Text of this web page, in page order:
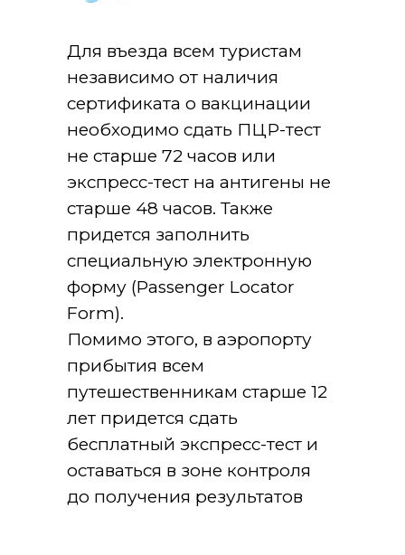
Для въезда всем туристам
независимо от наличия
сертификата о вакцинации
необходимо сдать ПЦР-тест
не старше 72 часов или
экспресс-тест на антигены не
старше 48 часов. Также
придется заполнить
специальную электронную
форму (Passenger Locator
Form).
Помимо этого, в аэропорту
прибытия всем
путешественникам старше 12
лет придется сдать
бесплатный экспресс-тест и
оставаться в зоне контроля
до получения результатов